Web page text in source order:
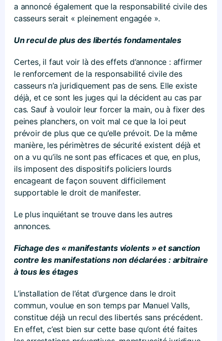
a annoncé également que la responsabilité civile des
casseurs serait « pleinement engagée ».
Un recul de plus des libertés fondamentales
Certes, il faut voir là des effets d’annonce : affirmer
le renforcement de la responsabilité civile des
casseurs n’a juridiquement pas de sens. Elle existe
déjà, et ce sont les juges qui la décident au cas par
cas. Sauf à vouloir leur forcer la main, ou à fixer des
peines planchers, on voit mal ce que la loi peut
prévoir de plus que ce qu’elle prévoit. De la même
manière, les périmètres de sécurité existent déjà et
on a vu qu’ils ne sont pas efficaces et que, en plus,
ils imposent des dispositifs policiers lourds
encageant de façon souvent difficilement
supportable le droit de manifester.
Le plus inquiétant se trouve dans les autres
annonces.
Fichage des « manifestants violents » et sanction
contre les manifestations non déclarées : arbitraire
à tous les étages
L’installation de l’état d’urgence dans le droit
commun, voulue en son temps par Manuel Valls,
constitue déjà un recul des libertés sans précédent.
En effet, c’est bien sur cette base qu’ont été faites